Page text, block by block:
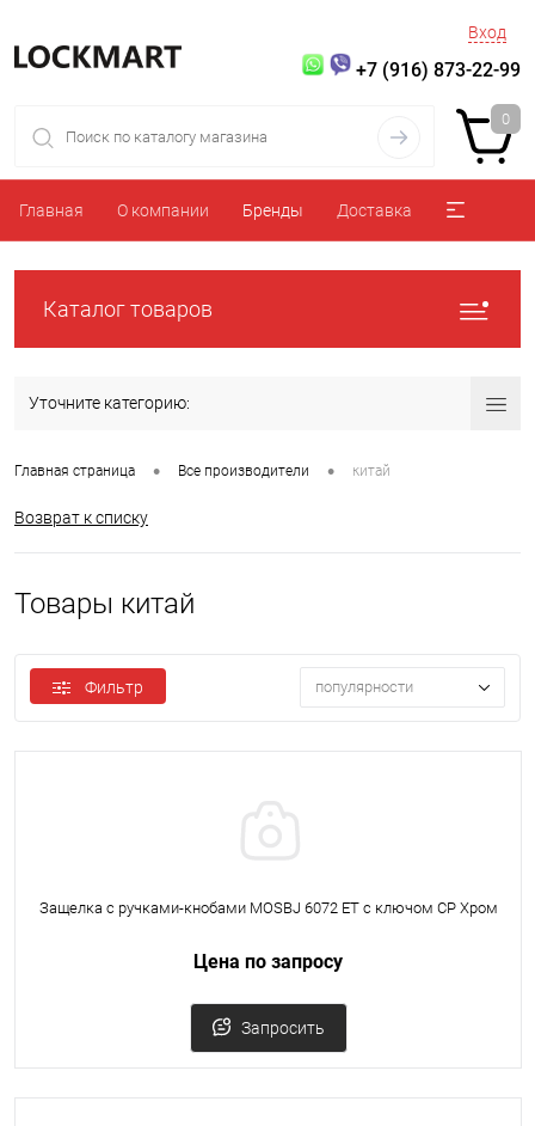
Вход
+7 (916) 873-22-99
0
Главная О компании Бренды Доставка
Каталог товаров
Уточните категорию:
Главная страница • Все производители • китай
Возврат к списку
Товары китай
Фильтр популярности
Защелка с ручками-кнобами MOSBJ 6072 ET с ключом CP Хром
Цена по запросу
Запросить